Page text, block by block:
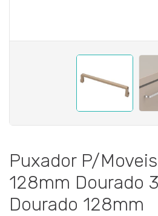
Puxador P/
128mm Dourado
Dourado 128mm